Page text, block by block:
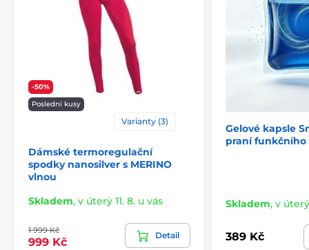
-50%
Poslední kusy
Varianty (3)
Dámské termoregulační
spodky nanosilver s MERINO
vlnou
Skladem, v úterý 11. 8. u vás
1 999 Kč
999 Kč
Detail
Gelové kapsle
praní funkčního
Skladem, v úterý
389 Kč